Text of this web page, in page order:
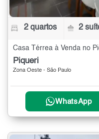
2 quartos 2
Casa Térrea à Venda no
Piqueri
Zona Oeste - São Paulo
WhatsApp